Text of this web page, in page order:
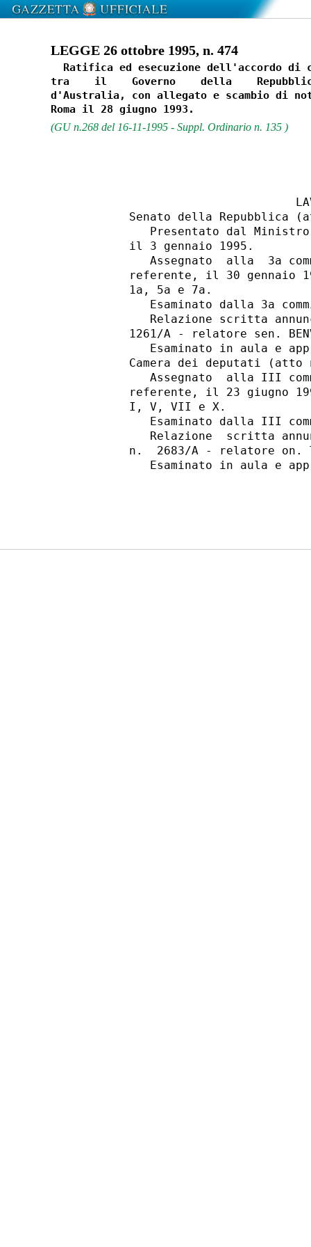
LEGGE 26 ottobre 1995, n. 474
Ratifica ed esecuzione dell'accordo di
tra    il    Governo    della
d'Australia, con allegato e scambio di
(GU n.268 del 16-11-1995 - Suppl. Ordinario n. 135 )
Senato della Repubblica
Presentato dal
          il 3 gennaio 1995.
Assegnato  alla  3a
referente, il 30 gennaio
          1a, 5a e 7a.
Esaminato dalla 3a
Relazione scritta
1261/A - relatore sen.
Esaminato in aula e
Camera dei deputati (atto
Assegnato  alla III
referente, il 23 giugno
          I, V, VII e X.
Esaminato dalla III
Relazione  scritta
n.  2683/A - relatore on.
Esaminato in aula e